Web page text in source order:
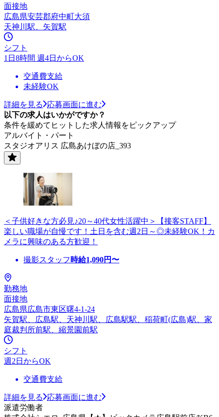
面接地
広島県安芸郡府中町大須
天神川駅、矢賀駅
シフト
1日8時間 週4日からOK
交通費支給
未経験OK
詳細を見る
応募画面に進む
以下の求人はいかがですか？
条件を緩めてヒットした求人情報をピックアップ
アルバイト・パート
スタジオアリス 広島あけぼの店_393
＜子供好きな方必見♪20～40代女性活躍中＞【接客STAFF】
楽しい職場が自慢です！土日を含む週2日～◎未経験OK！カ
メラに興味のある方歓迎！
撮影スタッフ 時給1,090円〜
勤務地
面接地
広島県広島市東区曙4-1-24
矢賀駅、広島駅、天神川駅、広島駅駅、稲荷町(広島)駅、家
庭裁判所前駅、縮景園前駅
シフト
週2日からOK
交通費支給
詳細を見る
応募画面に進む
派遣労働者